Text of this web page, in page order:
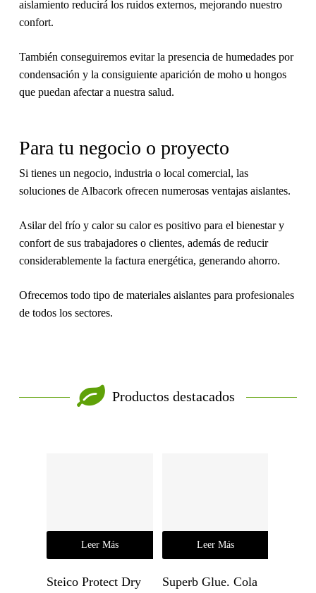
aislamiento reducirá los ruidos externos, mejorando nuestro
confort.
También conseguiremos evitar la presencia de humedades por
condensación y la consiguiente aparición de moho u hongos
que puedan afectar a nuestra salud.
Para tu negocio o proyecto
Si tienes un negocio, industria o local comercial, las
soluciones de Albacork ofrecen numerosas ventajas aislantes.
Asilar del frío y calor su calor es positivo para el bienestar y
confort de sus trabajadores o clientes, además de reducir
considerablemente la factura energética, generando ahorro.
Ofrecemos todo tipo de materiales aislantes para profesionales
de todos los sectores.
Productos destacados
Leer Más
Steico Protect Dry
Leer Más
Superb Glue. Cola